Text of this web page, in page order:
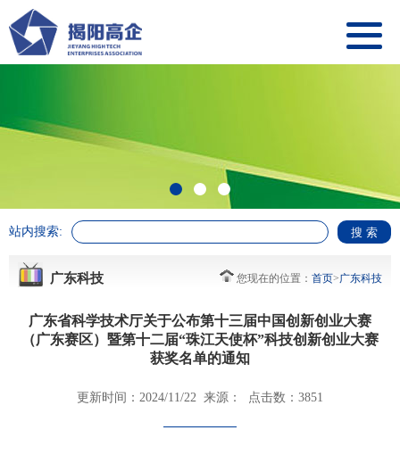
站内搜索:
广东科技 您现在的位置： 首页>广东科技
广东省科学技术厅关于公布第十三届中国创新创业大赛
（广东赛区）暨第十二届“珠江天使杯”科技创新创业大赛
获奖名单的通知
更新时间：2024/11/22 来源： 点击数：3851